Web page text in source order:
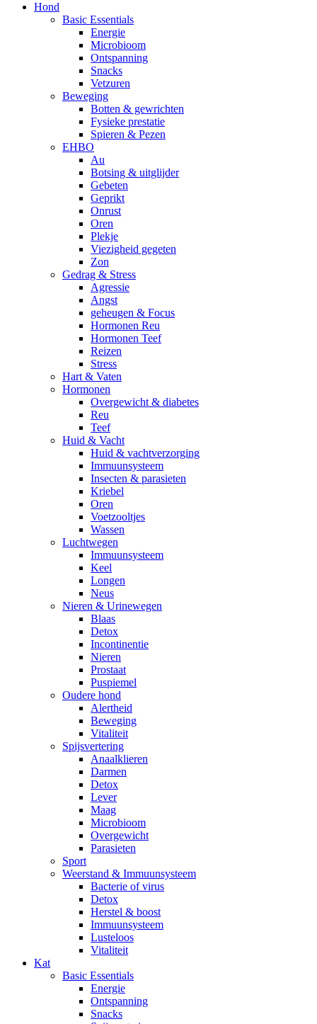
Hond
Basic Essentials
Energie
Microbioom
Ontspanning
Snacks
Vetzuren
Beweging
Botten & gewrichten
Fysieke prestatie
Spieren & Pezen
EHBO
Au
Botsing & uitglijder
Gebeten
Geprikt
Onrust
Oren
Plekje
Viezigheid gegeten
Zon
Gedrag & Stress
Agressie
Angst
geheugen & Focus
Hormonen Reu
Hormonen Teef
Reizen
Stress
Hart & Vaten
Hormonen
Overgewicht & diabetes
Reu
Teef
Huid & Vacht
Huid & vachtverzorging
Immuunsysteem
Insecten & parasieten
Kriebel
Oren
Voetzooltjes
Wassen
Luchtwegen
Immuunsysteem
Keel
Longen
Neus
Nieren & Urinewegen
Blaas
Detox
Incontinentie
Nieren
Prostaat
Puspiemel
Oudere hond
Alertheid
Beweging
Vitaliteit
Spijsvertering
Anaalklieren
Darmen
Detox
Lever
Maag
Microbioom
Overgewicht
Parasieten
Sport
Weerstand & Immuunsysteem
Bacterie of virus
Detox
Herstel & boost
Immuunsysteem
Lusteloos
Vitaliteit
Kat
Basic Essentials
Energie
Ontspanning
Snacks